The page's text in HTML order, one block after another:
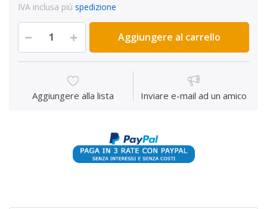
IVA inclusa più spedizione
Aggiungere al carrello
Aggiungere alla lista Inviare e-mail ad un amico